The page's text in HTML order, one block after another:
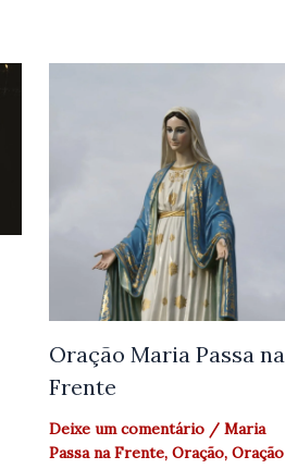
Oração Maria Passa na
Frente
Deixe um comentário /Maria
Passa na Frente,Oração,Oração